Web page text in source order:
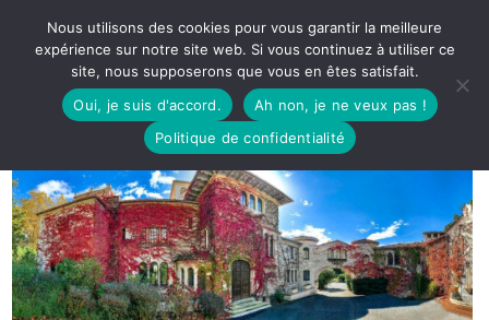
Nous utilisons des cookies pour vous garantir la meilleure
expérience sur notre site web. Si vous continuez à utiliser ce
site, nous supposerons que vous en êtes satisfait.
Oui, je suis d'accord.
Ah non, je ne veux pas !
Politique de confidentialité